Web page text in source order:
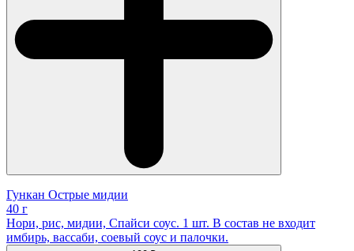
Гункан Острые мидии
40 г
Нори, рис, мидии, Спайси соус. 1 шт. В состав не входит
имбирь, вассаби, соевый соус и палочки.